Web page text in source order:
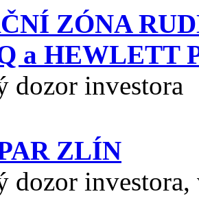
ZÓNA
a HEWLETT
dozor investora
ZLÍN
dozor